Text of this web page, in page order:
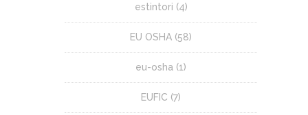
estintori (4)
EU OSHA (58)
eu-osha (1)
EUFIC (7)